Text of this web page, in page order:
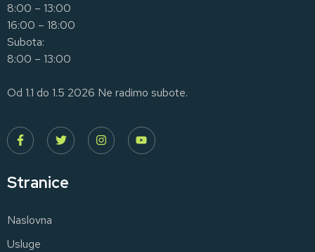
8:00 – 13:00
16:00 – 18:00
Subota:
8:00 – 13:00
Od 1.1 do 1.5 2026 Ne radimo subote.
Stranice
Naslovna
Usluge